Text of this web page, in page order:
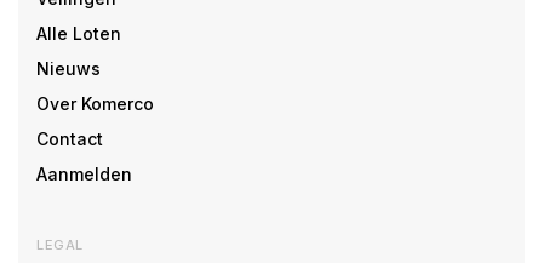
Alle Loten
Nieuws
Over Komerco
Contact
Aanmelden
LEGAL